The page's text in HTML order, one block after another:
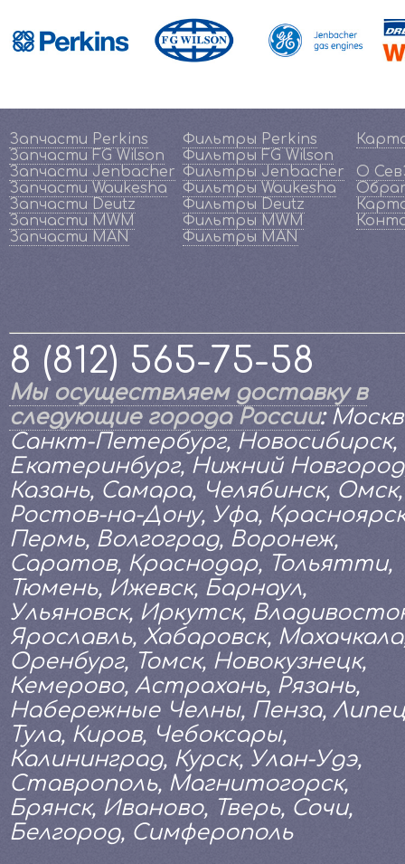
Запчасти Perkins
Запчасти FG Wilson
Запчасти Jenbacher
Запчасти Waukesha
Запчасти Deutz
Запчасти MWM
Запчасти MAN
Фильтры Perkins
Фильтры FG Wilson
Фильтры Jenbacher
Фильтры Waukesha
Фильтры Deutz
Фильтры MWM
Фильтры MAN
О
8 (812) 565-75-58
Мы осуществляем доставку в
следующие города России:
Санкт-Петербург, Новосибирск,
Екатеринбург, Нижний
Казань, Самара, Челябинск, Омск,
Ростов-на-Дону, Уфа,
Пермь, Волгоград, Воронеж,
Саратов, Краснодар, Тольятти,
Тюмень, Ижевск, Барнаул,
Ульяновск, Иркутск,
Ярославль, Хабаровск,
Оренбург, Томск, Новокузнецк,
Кемерово, Астрахань, Рязань,
Набережные Челны, Пенза,
Тула, Киров, Чебоксары,
Калининград, Курск, Улан-Удэ,
Ставрополь, Магнитогорск,
Брянск, Иваново, Тверь, Сочи,
Белгород, Симферополь